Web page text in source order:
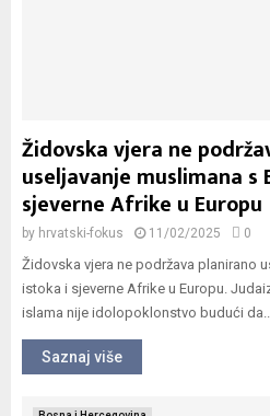
Židovska vjera ne
useljavanje muslimana s
sjeverne Afrike u Europu
by hrvatski-fokus 11/02/2025 0
Židovska vjera ne podržava planirano
istoka i sjeverne Afrike u Europu.
islama nije idolopoklonstvo budući
Saznaj više